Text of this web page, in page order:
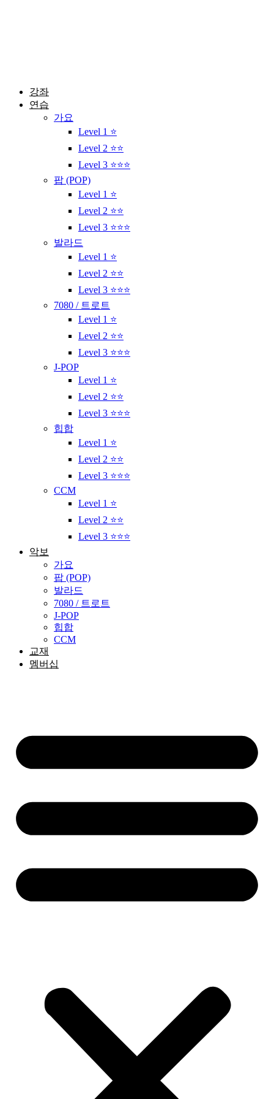
강좌
연습
가요
Level 1 ⭐
Level 2 ⭐⭐
Level 3 ⭐⭐⭐
팝 (POP)
Level 1 ⭐
Level 2 ⭐⭐
Level 3 ⭐⭐⭐
발라드
Level 1 ⭐
Level 2 ⭐⭐
Level 3 ⭐⭐⭐
7080 / 트로트
Level 1 ⭐
Level 2 ⭐⭐
Level 3 ⭐⭐⭐
J-POP
Level 1 ⭐
Level 2 ⭐⭐
Level 3 ⭐⭐⭐
힙합
Level 1 ⭐
Level 2 ⭐⭐
Level 3 ⭐⭐⭐
CCM
Level 1 ⭐
Level 2 ⭐⭐
Level 3 ⭐⭐⭐
악보
가요
팝 (POP)
발라드
7080 / 트로트
J-POP
힙합
CCM
교재
멤버십